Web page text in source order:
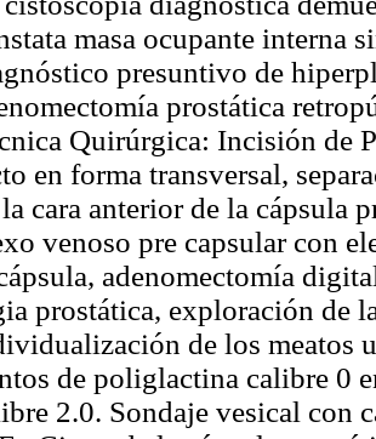
masa ocupante interna
presuntivo de
prostática
Quirúrgica: Incisión de
en forma transversal,
cara anterior de la cápsula
venoso pre capsular con
adenomectomía
prostática, exploración de
de los meatos
de poliglactina calibre 0
2.0. Sondaje vesical con